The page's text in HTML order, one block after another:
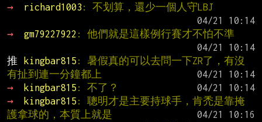
→
richard1003 : 不划算，還少一個人守LBJ
→
gm79227922 : 他們就是這樣例行賽才不怕不準
推
kingbar815 : 暑假真的可以去問一下ZR了，有沒
有扯到連一分鐘都上
→
kingbar815 : 不了？
→
kingbar815 : 聰明才是主要持球手，肯禿是靠掩
護拿球的，本質上就是